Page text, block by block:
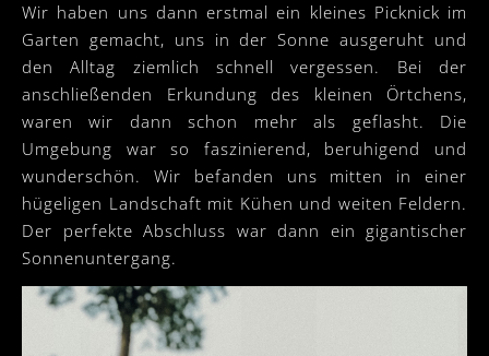
Wir haben uns dann erstmal ein kleines Picknick im
Garten gemacht, uns in der Sonne ausgeruht und
den Alltag ziemlich schnell vergessen. Bei der
anschließenden Erkundung des kleinen Örtchens,
waren wir dann schon mehr als geflasht. Die
Umgebung war so faszinierend, beruhigend und
wunderschön. Wir befanden uns mitten in einer
hügeligen Landschaft mit Kühen und weiten Feldern.
Der perfekte Abschluss war dann ein gigantischer
Sonnenuntergang.